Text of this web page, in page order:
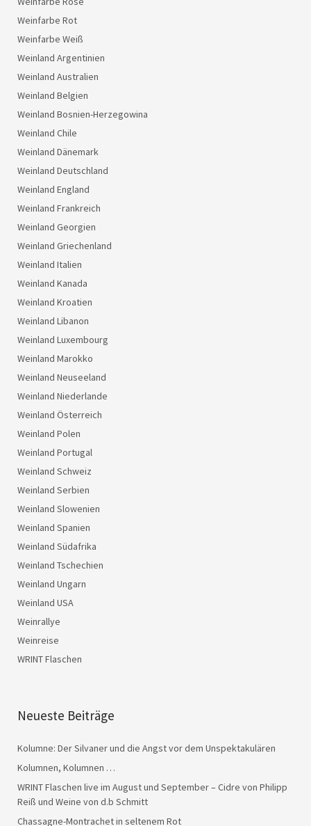
Weinfarbe Rot
Weinfarbe Weiß
Weinland Argentinien
Weinland Australien
Weinland Belgien
Weinland Bosnien-Herzegowina
Weinland Chile
Weinland Dänemark
Weinland Deutschland
Weinland England
Weinland Frankreich
Weinland Georgien
Weinland Griechenland
Weinland Italien
Weinland Kanada
Weinland Kroatien
Weinland Libanon
Weinland Luxembourg
Weinland Marokko
Weinland Neuseeland
Weinland Niederlande
Weinland Österreich
Weinland Polen
Weinland Portugal
Weinland Schweiz
Weinland Serbien
Weinland Slowenien
Weinland Spanien
Weinland Südafrika
Weinland Tschechien
Weinland Ungarn
Weinland USA
Weinrallye
Weinreise
WRINT Flaschen
Neueste Beiträge
Kolumne: Der Silvaner und die Angst vor dem Unspektakulären
Kolumnen, Kolumnen …
WRINT Flaschen live im August und September – Cidre von Philipp
Reiß und Weine von d.b Schmitt
Chassagne-Montrachet in seltenem Rot